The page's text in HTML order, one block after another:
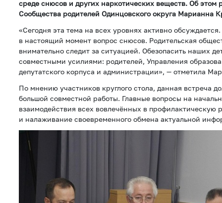
среде снюсов и других наркотических веществ. Об этом
Сообщества родителей Одинцовского округа Марианна
«Сегодня эта тема на всех уровнях активно
в настоящий момент вопрос снюсов. Родительская
внимательно следит за ситуацией. Обезопасить наших
совместными усилиями: родителей, Управления
депутатского корпуса и администрации», — отметила
По мнению участников круглого стола, данная встреча
большой совместной работы. Главные вопросы на
взаимодействия всех вовлечённых в профилактическую
и налаживание своевременного обмена актуальной